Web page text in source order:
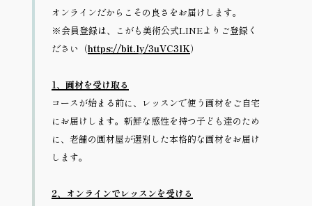
オンラインだからこその良さをお届けします。
※会員登録は、こがも美術公式LINEよりご登録く
ださい（https://bit.ly/3uVC3lK ）
1、画材を受け取る
コースが始まる前に、レッスンで使う画材をご自宅
にお届けします。新鮮な感性を持つ子ども達のため
に、老舗の画材屋が選別した本格的な画材をお届け
します。
2、オンラインでレッスンを受ける